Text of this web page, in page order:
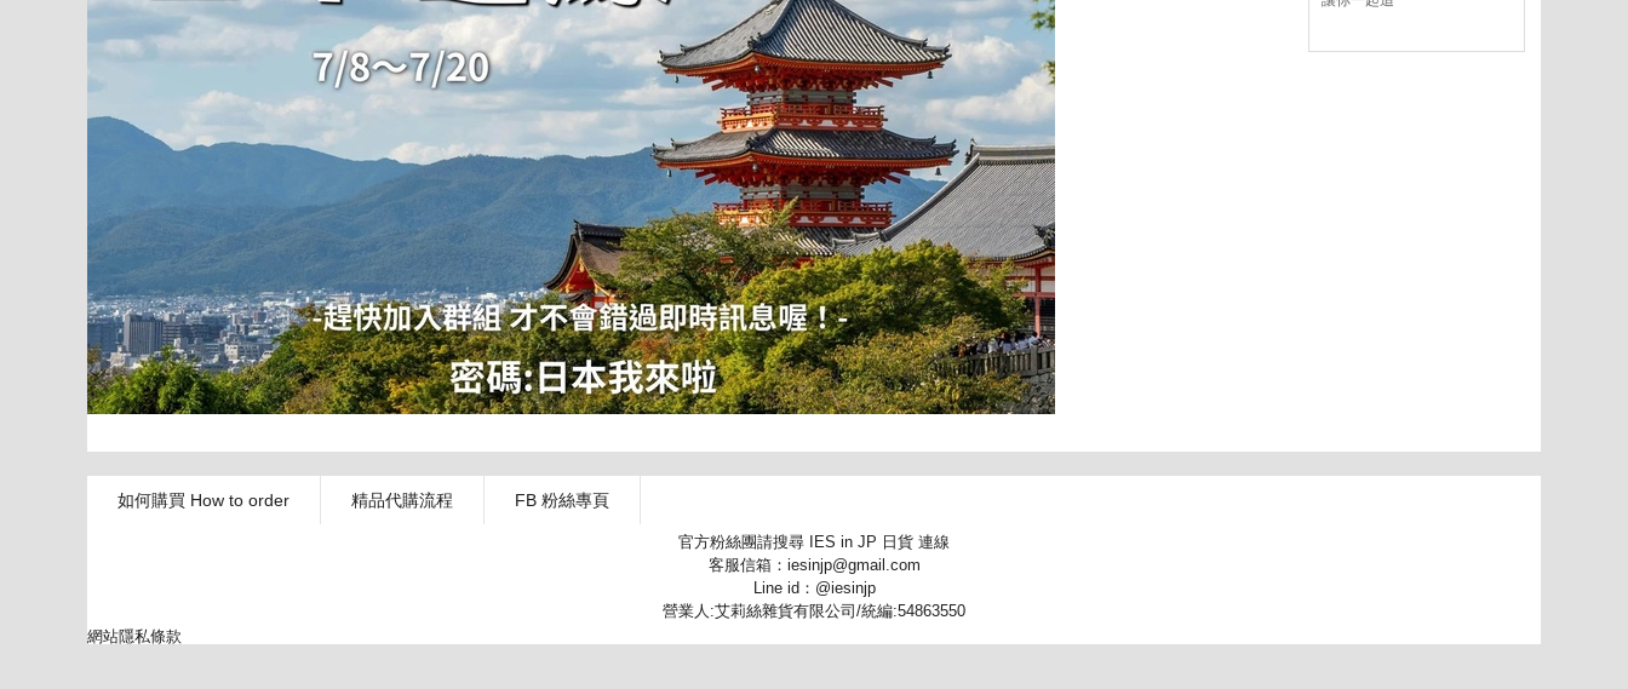
如何購買 How to order 精品代購流程 FB 粉絲專頁
官方粉絲團請搜尋 IES in JP 日貨 連線
客服信箱：iesinjp@gmail.com
Line id：@iesinjp
營業人:艾莉絲雜貨有限公司/統編:54863550
網站隱私條款